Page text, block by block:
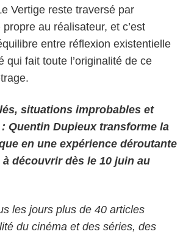
Vertige reste traversé par
propre au réalisateur, et c’est
entre réflexion existentielle
qui fait toute l’originalité de ce
situations improbables et
Quentin Dupieux transforme la
en une expérience déroutante
à découvrir dès le 10 juin au
les jours plus de 40 articles
du cinéma et des séries, des